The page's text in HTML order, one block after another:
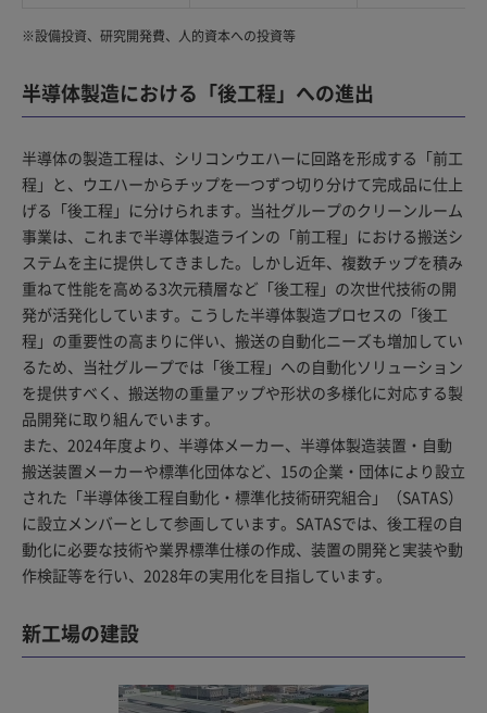
※設備投資、研究開発費、人的資本への投資等
半導体製造における「後工程」への進出
半導体の製造工程は、シリコンウエハーに回路を形成する「前工
程」と、ウエハーからチップを一つずつ切り分けて完成品に仕上
げる「後工程」に分けられます。当社グループのクリーンルーム
事業は、これまで半導体製造ラインの「前工程」における搬送シ
ステムを主に提供してきました。しかし近年、複数チップを積み
重ねて性能を高める3次元積層など「後工程」の次世代技術の開
発が活発化しています。こうした半導体製造プロセスの「後工
程」の重要性の高まりに伴い、搬送の自動化ニーズも増加してい
るため、当社グループでは「後工程」への自動化ソリューション
を提供すべく、搬送物の重量アップや形状の多様化に対応する製
品開発に取り組んでいます。
また、2024年度より、半導体メーカー、半導体製造装置・自動
搬送装置メーカーや標準化団体など、15の企業・団体により設立
された「半導体後工程自動化・標準化技術研究組合」（SATAS）
に設立メンバーとして参画しています。SATASでは、後工程の自
動化に必要な技術や業界標準仕様の作成、装置の開発と実装や動
作検証等を行い、2028年の実用化を目指しています。
新工場の建設